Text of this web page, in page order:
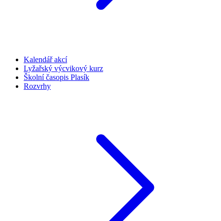
Kalendář akcí
Lyžařský výcvikový kurz
Školní časopis Plasík
Rozvrhy